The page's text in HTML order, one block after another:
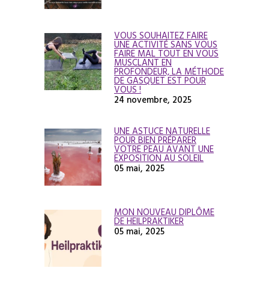
VOUS SOUHAITEZ FAIRE
UNE ACTIVITÉ SANS VOUS
FAIRE MAL TOUT EN VOUS
MUSCLANT EN
PROFONDEUR, LA MÉTHODE
DE GASQUET EST POUR
VOUS !
24 novembre, 2025
UNE ASTUCE NATURELLE
POUR BIEN PRÉPARER
VOTRE PEAU AVANT UNE
EXPOSITION AU SOLEIL
05 mai, 2025
MON NOUVEAU DIPLÔME
DE HEILPRAKTIKER
05 mai, 2025